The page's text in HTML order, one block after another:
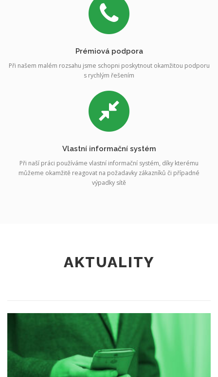
Prémiová podpora
Při našem malém rozsahu jsme schopni poskytnout okamžitou podporu
s rychlým řešením
Vlastní informační systém
Při naší práci používáme vlastní informační systém, díky kterému
můžeme okamžitě reagovat na požadavky zákazníků či případné
výpadky sítě
AKTUALITY